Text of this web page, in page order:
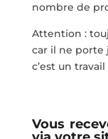
nombre de
Attention :
car il ne porte
c’est un
Vous